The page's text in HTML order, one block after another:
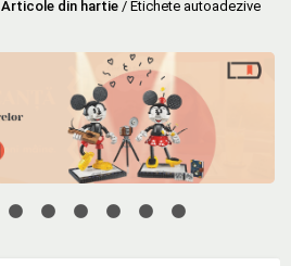
Articole din hartie / Etichete autoadezive